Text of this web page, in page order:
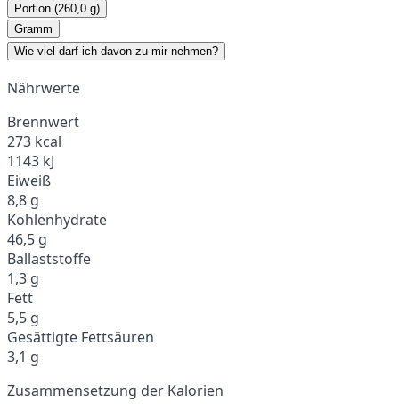
Portion (260,0 g)
Gramm
Wie viel darf ich davon zu mir nehmen?
Nährwerte
Brennwert
273 kcal
1143 kJ
Eiweiß
8,8 g
Kohlenhydrate
46,5 g
Ballaststoffe
1,3 g
Fett
5,5 g
Gesättigte Fettsäuren
3,1 g
Zusammensetzung der Kalorien